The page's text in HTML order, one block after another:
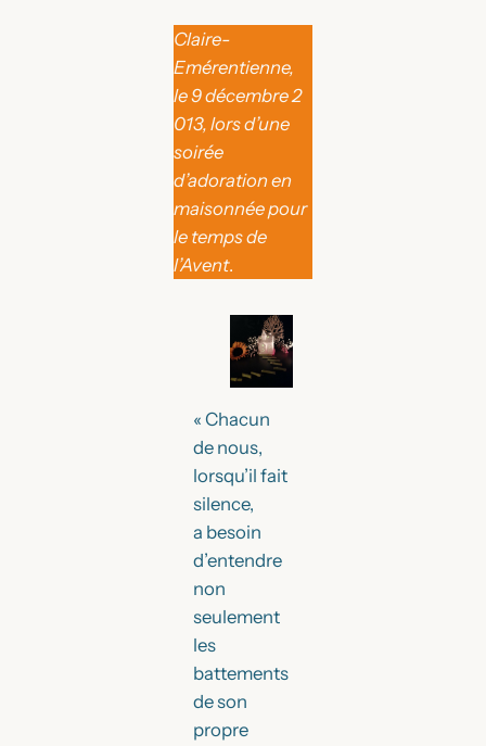
Claire-
Emérentienne,
le9décembre2
013, lors d’une
soirée
d’adoration en
maisonnée pour
le temps de
l’Avent.
« Chacun
de nous,
lorsqu’il fait
silence,
a besoin
d’entendre
non
seulement
les
battements
de son
propre